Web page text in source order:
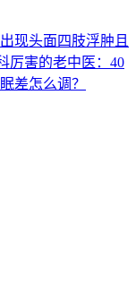
现头面四肢浮肿且
厉害的老中医：40
差怎么调？